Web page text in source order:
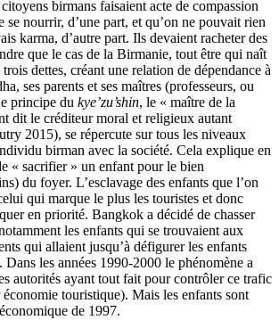
birmans faisaient acte de compassion
se nourrir, d’une part, et qu’on ne pouvait rien
karma, d’autre part. Ils devaient racheter des
que le cas de la Birmanie, tout être qui naît
dettes, créant une relation de dépendance à
ses parents et ses maîtres (professeurs, ou
principe du kye’zu’shin, le « maître de la
dit le créditeur moral et religieux autant
2015), se répercute sur tous les niveaux
birman avec la société. Cela explique en
« sacrifier » un enfant pour le bien
du foyer. L’esclavage des enfants que l’on
qui marque le plus les touristes et donc
en priorité. Bangkok a décidé de chasser
les enfants qui se trouvaient aux
qui allaient jusqu’à défigurer les enfants
les années 1990-2000 le phénomène a
autorités ayant tout fait pour contrôler ce trafic
touristique). Mais les enfants sont
de 1997.